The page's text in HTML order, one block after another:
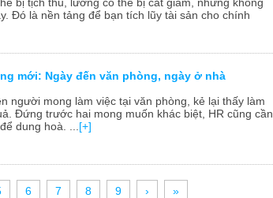
Đó là nền tảng để bạn tích lũy tài sản cho chính
mới: Ngày đến văn phòng, ngày ở nhà
người mong làm việc tại văn phòng, kẻ lại thấy làm
Đứng trước hai mong muốn khác biệt, HR cũng cần
dung hoà. ... [+]
6 7 8 9 › »